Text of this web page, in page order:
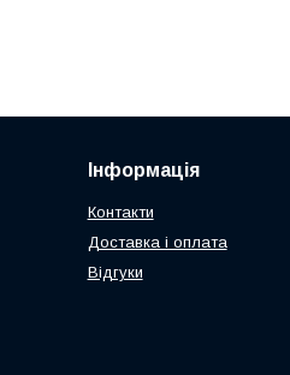
Інформація
Контакти
Доставка і оплата
Відгуки